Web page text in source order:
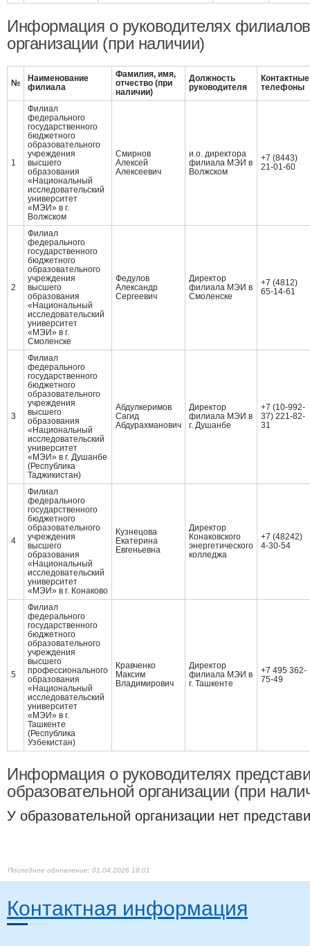
Информация о руководителях
организации (при наличии)
№
Наименование
филиала
Фамилия, имя,
отчество (при
наличии)
Должность
руководителя
Контактные
телефоны
1
Филиал
федерального
государственного
бюджетного
образовательного
учреждения
высшего
образования
«Национальный
исследовательский
университет
«МЭИ» в г.
Волжском
Смирнов
Алексей
Алексеевич
и.о. директора
филиала МЭИ в
Волжском
+7 (8443)
21-01-60
2
Филиал
федерального
государственного
бюджетного
образовательного
учреждения
высшего
образования
«Национальный
исследовательский
университет
«МЭИ» в г.
Смоленске
Федулов
Александр
Сергеевич
Директор
филиала МЭИ в
Смоленске
+7 (4812)
65-14-61
3
Филиал
федерального
государственного
бюджетного
образовательного
учреждения
высшего
образования
«Национальный
исследовательский
университет
«МЭИ» в г. Душанбе
(Республика
Таджикистан)
Абдулкеримов
Сагид
Абдурахманович
Директор
филиала МЭИ в
г. Душанбе
+7 (10-992-
37) 221-82-
31
4
Филиал
федерального
государственного
бюджетного
образовательного
учреждения
высшего
образования
«Национальный
исследовательский
университет
«МЭИ» в г. Конаково
Кузнецова
Екатерина
Евгеньевна
Директор
Конаковского
энергетического
колледжа
+7 (48242)
4-30-54
5
Филиал
федерального
государственного
бюджетного
образовательного
учреждения
высшего
профессионального
образования
«Национальный
исследовательский
университет
«МЭИ» в г.
Ташкенте
(Республика
Узбекистан)
Кравченко
Максим
Владимирович
Директор
филиала МЭИ в
г. Ташкенте
+7 495 362-
75-49
Информация о руководителях
образовательной организации (при
У образовательной организации нет
01.04.2026 18:01
Контактная информация